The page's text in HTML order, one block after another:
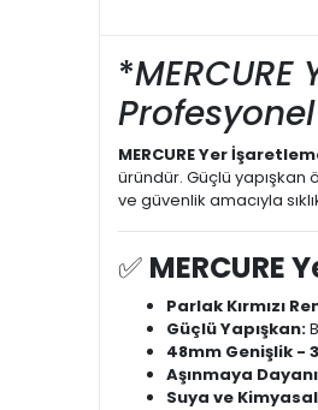
*
MERCURE Yer
üründür. Güçlü
ve güvenlik amacıyla
✅ MERCURE
Parlak Kırmızı
Güçlü Yapışkan:
48mm Genişlik -
Aşınmaya
Suya ve